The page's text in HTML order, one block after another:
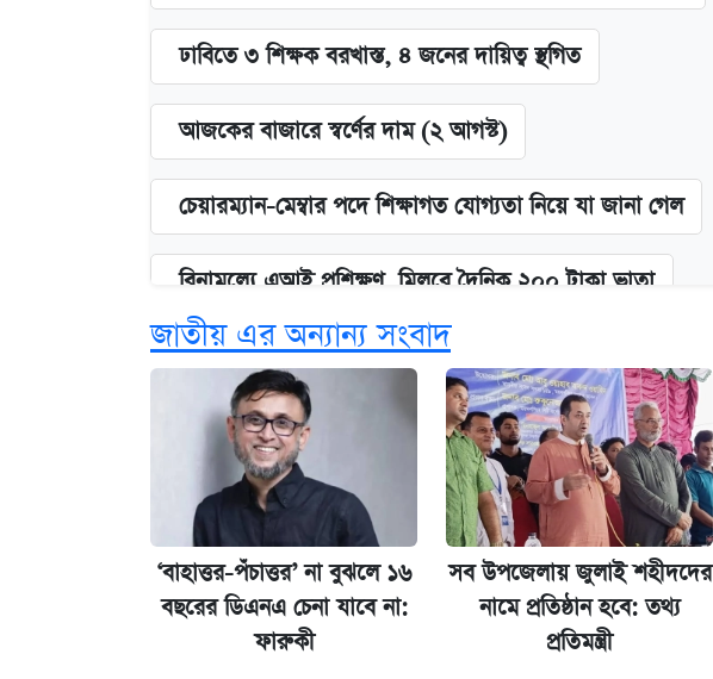
ঢাবিতে ৩ শিক্ষক বরখাস্ত, ৪ জনের দায়িত্ব স্থগিত
আজকের বাজারে স্বর্ণের দাম (২ আগস্ট)
চেয়ারম্যান-মেম্বার পদে শিক্ষাগত যোগ্যতা নিয়ে যা জানা গেল
বিনামূল্যে এআই প্রশিক্ষণ, মিলবে দৈনিক ২০০ টাকা ভাতা
ঢাবির সূর্যসেন হলে সমকামিতার অভিযোগে দুইজন আটক
দেশের বাজারে ফের বেড়েছে সোনার দাম
‘গুলশানের চামেলি’ তে যৌনকর্মীর দালাল অ্যাডলফ খান
ভাতা-উপবৃত্তির আবেদন শুরু, জেনে নিন পদ্ধতি
আজ শুক্রবার রাজধানীর যেসব মার্কেট-দোকানপাট বন্ধ
জাতীয় এর অন্যান্য সংবাদ
‘বাহাত্তর-পঁচাত্তর’ না বুঝলে ১৬
বছরের ডিএনএ চেনা যাবে না:
ফারুকী
সব উপজেলায় জুলাই শহীদদের
নামে প্রতিষ্ঠান হবে: তথ্য
প্রতিমন্ত্রী